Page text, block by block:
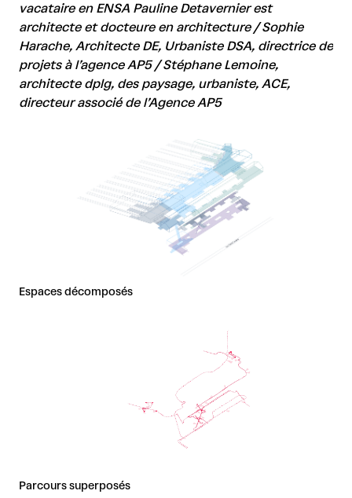
vacataire en ENSA Pauline Detavernier est
architecte et docteure en architecture / Sophie
Harache, Architecte DE, Urbaniste DSA, directrice de
projets à l’agence AP5 / Stéphane Lemoine,
architecte dplg, des paysage, urbaniste, ACE,
directeur associé de l’Agence AP5
Espaces décomposés
Parcours superposés